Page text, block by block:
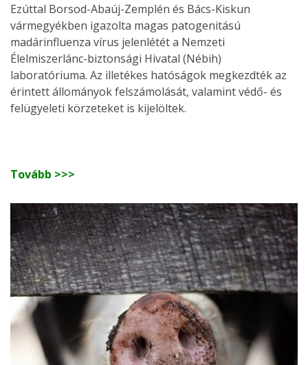
Ezúttal Borsod-Abaúj-Zemplén és Bács-Kiskun
vármegyékben igazolta magas patogenitású
madárinfluenza vírus jelenlétét a Nemzeti
Élelmiszerlánc-biztonsági Hivatal (Nébih)
laboratóriuma. Az illetékes hatóságok megkezdték az
érintett állományok felszámolását, valamint védő- és
felügyeleti körzeteket is kijelöltek.
Tovább >>>